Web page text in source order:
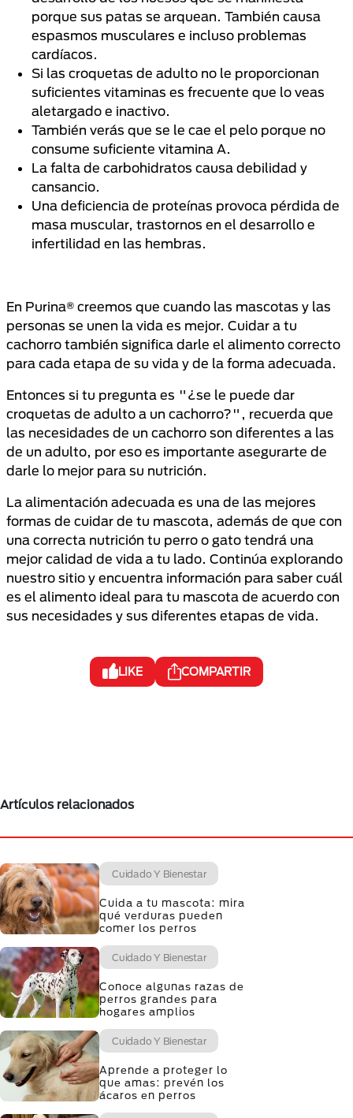
porque sus patas se arquean. También causa
espasmos musculares e incluso problemas
cardíacos.
Si las croquetas de adulto no le proporcionan
suficientes vitaminas es frecuente que lo veas
aletargado e inactivo.
También verás que se le cae el pelo porque no
consume suficiente vitamina A.
La falta de carbohidratos causa debilidad y
cansancio.
Una deficiencia de proteínas provoca pérdida de
masa muscular, trastornos en el desarrollo e
infertilidad en las hembras.
En Purina® creemos que cuando las mascotas y las
personas se unen la vida es mejor. Cuidar a tu
cachorro también significa darle el alimento correcto
para cada etapa de su vida y de la forma adecuada.
Entonces si tu pregunta es "¿se le puede dar
croquetas de adulto a un cachorro?", recuerda que
las necesidades de un cachorro son diferentes a las
de un adulto, por eso es importante asegurarte de
darle lo mejor para su nutrición.
La alimentación adecuada es una de las mejores
formas de cuidar de tu mascota, además de que con
una correcta nutrición tu perro o gato tendrá una
mejor calidad de vida a tu lado. Continúa explorando
nuestro sitio y encuentra información para saber cuál
es el alimento ideal para tu mascota de acuerdo con
sus necesidades y sus diferentes etapas de vida.
LIKE COMPARTIR
Artículos relacionados
Cuidado Y Bienestar
Cuida a tu mascota: mira
qué verduras pueden
comer los perros
Cuidado Y Bienestar
Conoce algunas razas de
perros grandes para
hogares amplios
Cuidado Y Bienestar
Aprende a proteger lo
que amas: prevén los
ácaros en perros